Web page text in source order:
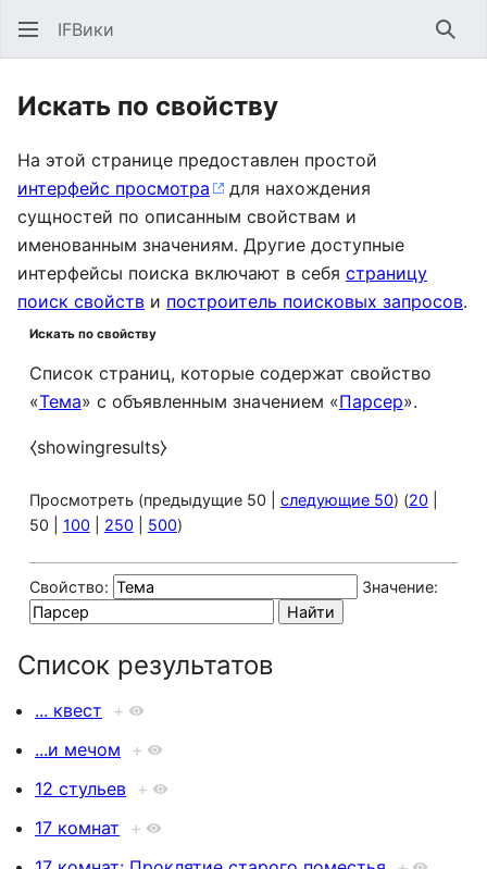
IFВики
Искать по свойству
На этой странице предоставлен простой
интерфейс просмотра
для нахождения
сущностей по описанным свойствам и
именованным значениям. Другие доступные
интерфейсы поиска включают в себя страницу
поиск свойств и построитель поисковых запросов.
Искать по свойству
Список страниц, которые содержат свойство
«Тема» с объявленным значением «Парсер».
⧼showingresults⧽
Просмотреть (предыдущие 50 следующие 50) (20
50
100 250 500)
Свойство: Значение:
Список результатов
... квест +
...и мечом +
12 стульев +
17 комнат +